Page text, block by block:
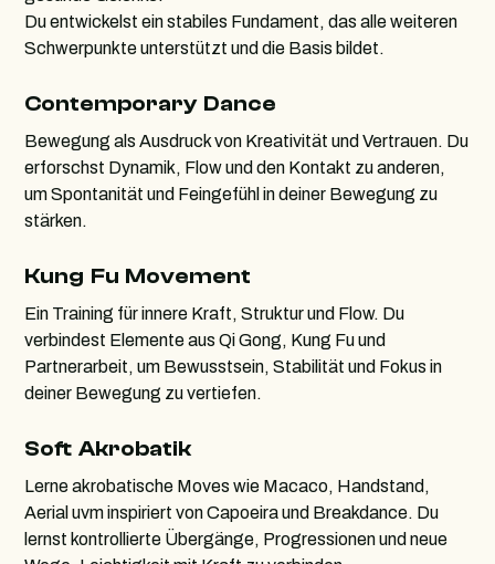
Du entwickelst ein stabiles Fundament, das alle weiteren
Schwerpunkte unterstützt und die Basis bildet.
Contemporary Dance
Bewegung als Ausdruck von Kreativität und Vertrauen. Du
erforschst Dynamik, Flow und den Kontakt zu anderen,
um Spontanität und Feingefühl in deiner Bewegung zu
stärken.
Kung Fu Movement
Ein Training für innere Kraft, Struktur und Flow. Du
verbindest Elemente aus Qi Gong, Kung Fu und
Partnerarbeit, um Bewusstsein, Stabilität und Fokus in
deiner Bewegung zu vertiefen.
Soft Akrobatik
Lerne akrobatische Moves wie Macaco, Handstand,
Aerial uvm inspiriert von Capoeira und Breakdance. Du
lernst kontrollierte Übergänge, Progressionen und neue